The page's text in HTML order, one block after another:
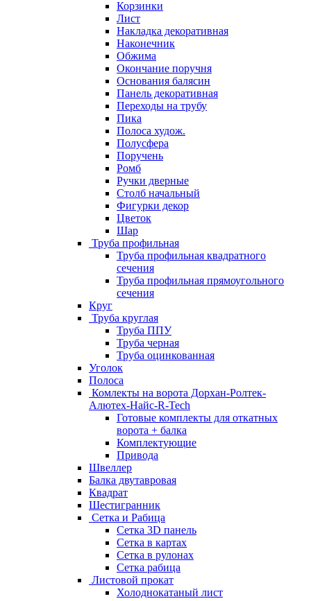
Корзинки
Лист
Накладка декоративная
Наконечник
Обжима
Окончание поручня
Основания балясин
Панель декоративная
Переходы на трубу
Пика
Полоса худож.
Полусфера
Поручень
Ромб
Ручки дверные
Столб начальный
Фигурки декор
Цветок
Шар
Труба профильная
Труба профильная квадратного
сечения
Труба профильная прямоугольного
сечения
Круг
Труба круглая
Труба ППУ
Труба черная
Труба оцинкованная
Уголок
Полоса
Комлекты на ворота Дорхан-Ролтек-
Алютех-Найс-R-Tech
Готовые комплекты для откатных
ворота + балка
Комплектующие
Привода
Швеллер
Балка двутавровая
Квадрат
Шестигранник
Сетка и Рабица
Сетка 3D панель
Сетка в картах
Сетка в рулонах
Сетка рабица
Листовой прокат
Холоднокатаный лист